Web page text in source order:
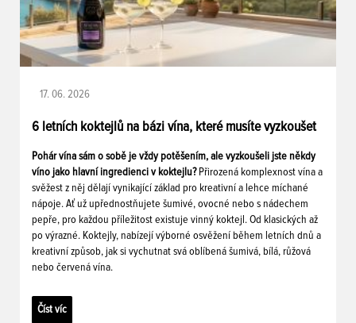
17. 06. 2026
6 letních koktejlů na bázi vína, které musíte vyzkoušet
Pohár vína sám o sobě je vždy potěšením, ale vyzkoušeli jste někdy
víno jako hlavní ingredienci v koktejlu? Přirozená komplexnost vína a
svěžest z něj dělají vynikající základ pro kreativní a lehce míchané
nápoje. Ať už upřednostňujete šumivé, ovocné nebo s nádechem
pepře, pro každou příležitost existuje vinný koktejl. Od klasických až
po výrazné. Koktejly, nabízejí výborné osvěžení během letních dnů a
kreativní způsob, jak si vychutnat svá oblíbená šumivá, bílá, růžová
nebo červená vína.
Číst víc